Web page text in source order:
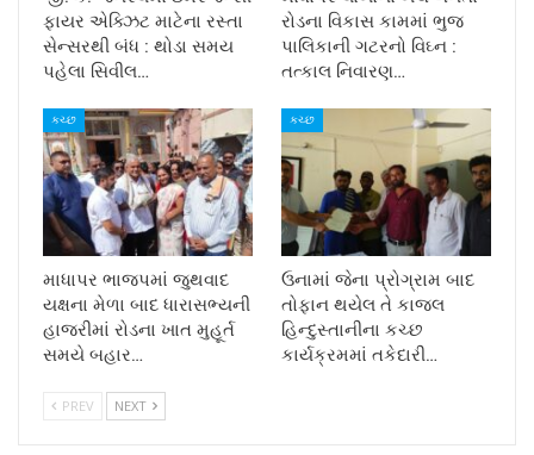
ફાયર એક્ઝિટ માટેના રસ્તા
સેન્સરથી બંધ : થોડા સમય
પહેલા સિવીલ…
રોડના વિકાસ કામમાં ભુજ
પાલિકાની ગટરનો વિઘ્ન :
તત્કાલ નિવારણ…
કચ્છ
માધાપર ભાજપમાં જુથવાદ
યક્ષના મેળા બાદ ધારાસભ્યની
હાજરીમાં રોડના ખાત મુહૂર્ત
સમયે બહાર…
કચ્છ
ઉનામાં જેના પ્રોગ્રામ બાદ
તોફાન થયેલ તે કાજલ
હિન્દુસ્તાનીના કચ્છ
કાર્યક્રમમાં તકેદારી…
PREV NEXT